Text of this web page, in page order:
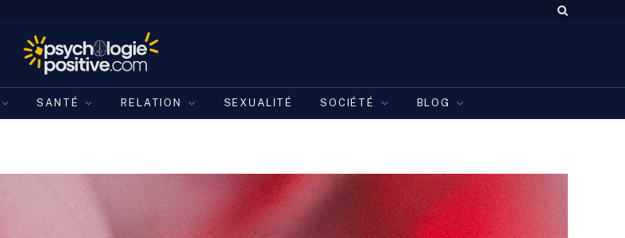
SANTÉ RELATION SEXUALITÉ SOCIÉTÉ BLOG